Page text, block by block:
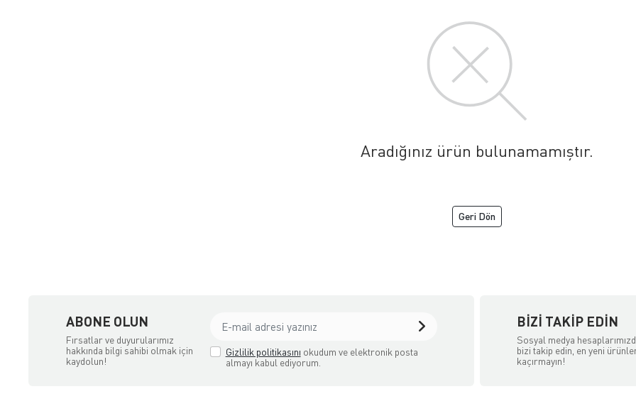
Aradığınız ürün bulunamamıştır.
Geri Dön
ABONE OLUN
Fırsatlar ve duyurularımız
hakkında bilgi sahibi olmak için
kaydolun!
Gizlilik politikasını okudum ve elektronik posta
almayı kabul ediyorum.
BIZI TAKIP EDIN
Sosyal medya
bizi takip edin, en yeni
kaçırmayın!